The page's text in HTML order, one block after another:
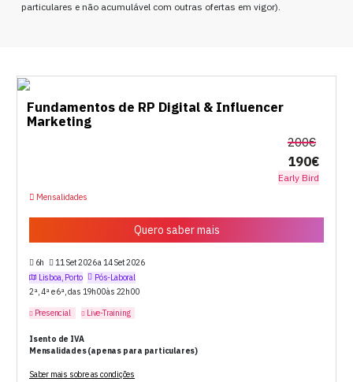
particulares e não acumulável com outras ofertas em vigor).
Fundamentos de RP Digital & Influencer
Marketing
200€
190€
Early Bird
Mensalidades
Quero saber mais
6h
11 Set 2026 a 14 Set 2026
Lisboa, Porto
Pós-Laboral
2ª, 4ª e 6ª, das 19h00 às 22h00
Presencial Live-Training
Isento de IVA
Mensalidades (apenas para particulares)
Saber mais sobre as condições